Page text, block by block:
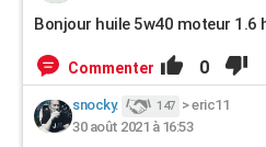
Bonjour huile 5w40 moteur 1.6
Commenter 0
snocky. 147 >eric11
30 août 2021 à 16:53